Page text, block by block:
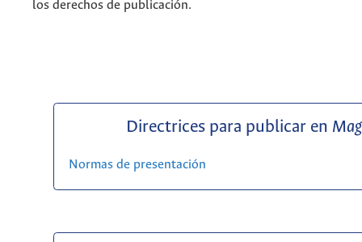
los derechos de publicación.
Directrices para publicar en
Normas de presentación